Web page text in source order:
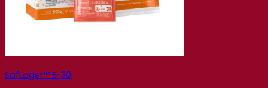
SafLager™ E-30